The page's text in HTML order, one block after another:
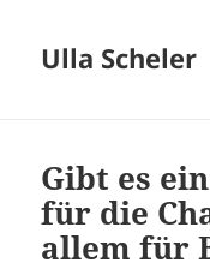
Ulla Scheler
Gibt es
für die
allem für